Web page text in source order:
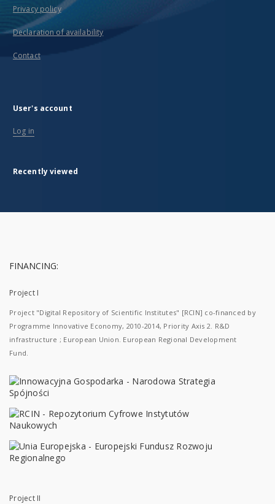
Privacy policy
Declaration of availability
Contact
User's account
Log in
Recently viewed
FINANCING:
Project I
Project "Digital Repository of Scientific Institutes" [RCIN] co-financed by
Programme Innovative Economy, 2010-2014, Priority Axis 2. R&D
infrastructure ; European Union. European Regional Development
Fund.
Project II